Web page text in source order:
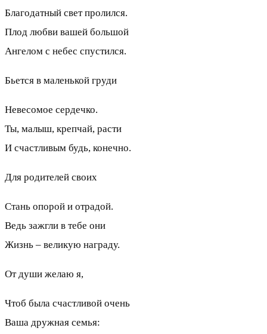
Благодатный свет пролился.
Плод любви вашей большой
Ангелом с небес спустился.
Бьется в маленькой груди
Невесомое сердечко.
Ты, малыш, крепчай, расти
И счастливым будь, конечно.
Для родителей своих
Стань опорой и отрадой.
Ведь зажгли в тебе они
Жизнь – великую награду.
От души желаю я,
Чтоб была счастливой очень
Ваша дружная семья: